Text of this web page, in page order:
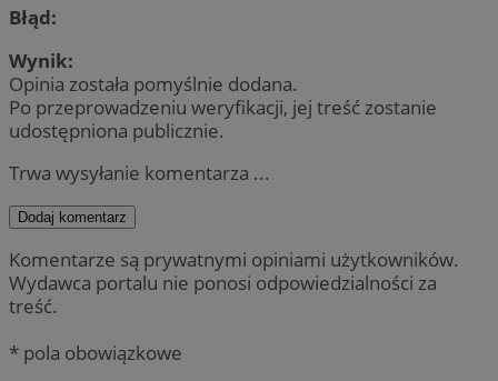
Błąd:
Wynik:
Opinia została pomyślnie dodana.
Po przeprowadzeniu weryfikacji, jej treść zostanie
udostępniona publicznie.
Trwa wysyłanie komentarza ...
Dodaj komentarz
Komentarze są prywatnymi opiniami użytkowników.
Wydawca portalu nie ponosi odpowiedzialności za
treść.
* pola obowiązkowe